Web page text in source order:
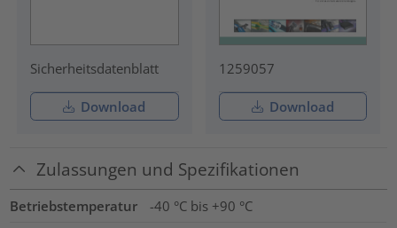
Sicherheitsdatenblatt
Download
1259057
Download
Zulassungen und Spezifikationen
Betriebstemperatur
-40 °C bis +90 °C